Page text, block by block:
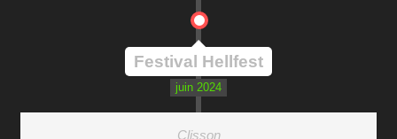
Festival Hellfest
juin 2024
Clisson